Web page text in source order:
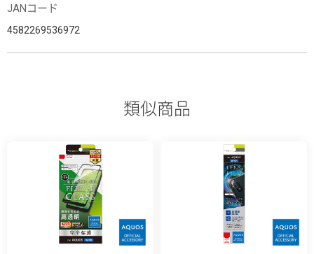
JANコード
4582269536972
類似商品